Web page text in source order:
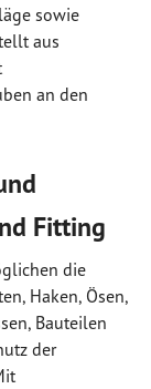
sowie
aus
an den
Fitting
die
Haken, Ösen,
Bauteilen
der